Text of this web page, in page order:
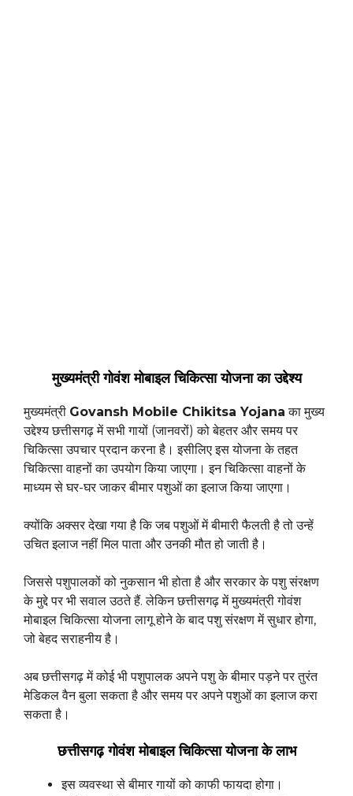
मुख्यमंत्री गोवंश मोबाइल चिकित्सा योजना का उद्देश्य
मुख्यमंत्री Govansh Mobile Chikitsa Yojana का मुख्य
उद्देश्य छत्तीसगढ़ में सभी गायों (जानवरों) को बेहतर और समय पर
चिकित्सा उपचार प्रदान करना है। इसीलिए इस योजना के तहत
चिकित्सा वाहनों का उपयोग किया जाएगा। इन चिकित्सा वाहनों के
माध्यम से घर-घर जाकर बीमार पशुओं का इलाज किया जाएगा।
क्योंकि अक्सर देखा गया है कि जब पशुओं में बीमारी फैलती है तो उन्हें
उचित इलाज नहीं मिल पाता और उनकी मौत हो जाती है।
जिससे पशुपालकों को नुकसान भी होता है और सरकार के पशु संरक्षण
के मुद्दे पर भी सवाल उठते हैं. लेकिन छत्तीसगढ़ में मुख्यमंत्री गोवंश
मोबाइल चिकित्सा योजना लागू होने के बाद पशु संरक्षण में सुधार होगा,
जो बेहद सराहनीय है।
अब छत्तीसगढ़ में कोई भी पशुपालक अपने पशु के बीमार पड़ने पर तुरंत
मेडिकल वैन बुला सकता है और समय पर अपने पशुओं का इलाज करा
सकता है।
छत्तीसगढ़गोवंशमोबाइलचिकित्सायोजनाकेलाभ
इस व्यवस्था से बीमार गायों को काफी फायदा होगा।